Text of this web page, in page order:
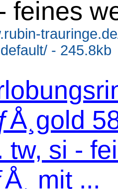
feines
- 245.8kb
tw, si -
mit ...